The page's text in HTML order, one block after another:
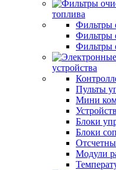
топлива
Фильтры
Фильтры
Фильтры
устройства
Пульты
Мини
Блоки
Блоки
Модули